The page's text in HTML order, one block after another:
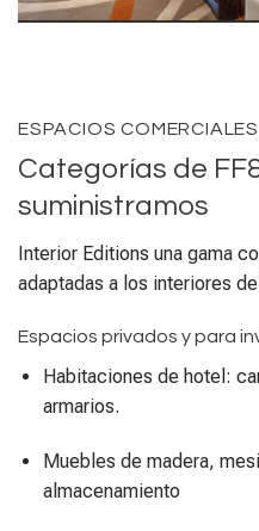
ESPACIOS COMERCIALES
Categorías de
suministramos
Interior Editions una gama
adaptadas a los interiores
Espacios privados y para
Habitaciones de hotel:
armarios.
Muebles de madera,
almacenamiento